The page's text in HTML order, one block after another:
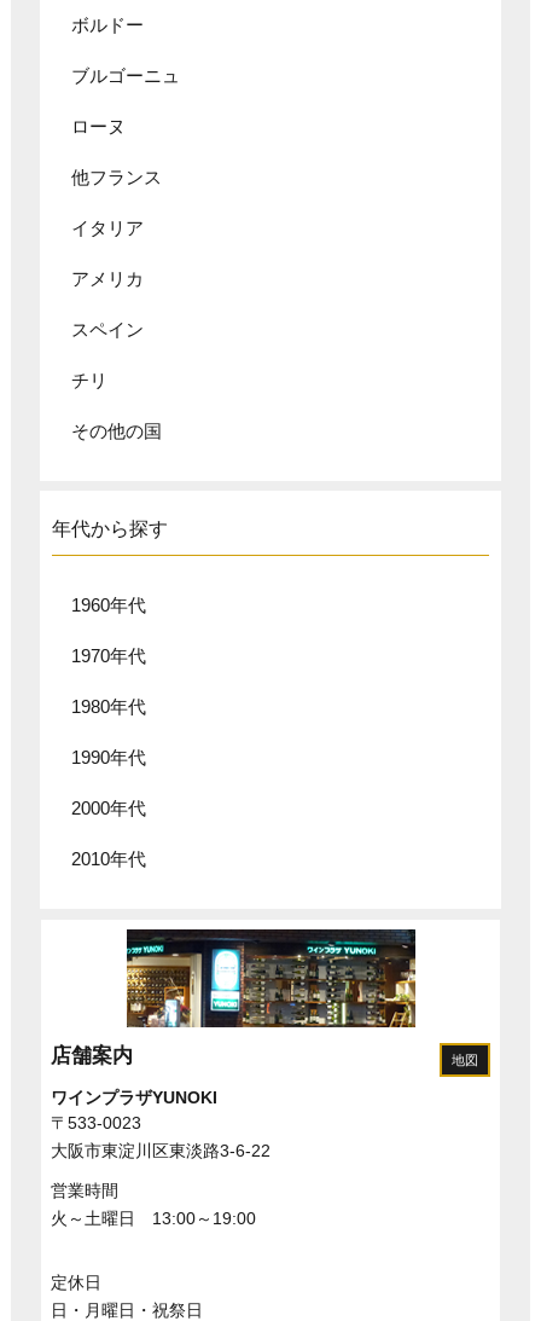
ボルドー
ブルゴーニュ
ローヌ
他フランス
イタリア
アメリカ
スペイン
チリ
その他の国
年代から探す
1960年代
1970年代
1980年代
1990年代
2000年代
2010年代
店舗案内 地図
ワインプラザYUNOKI
〒533-0023
大阪市東淀川区東淡路3-6-22
営業時間
火～土曜日 13:00～19:00
定休日
日・月曜日・祝祭日